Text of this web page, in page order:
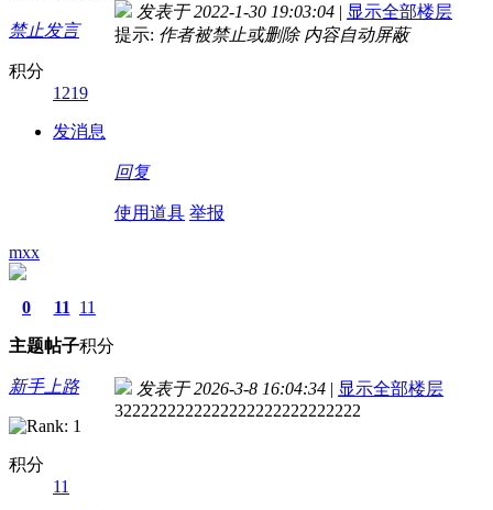
禁止发言
积分
1219
发消息
发表于 2022-1-30 19:03:04 | 显示全部楼层
提示: 作者被禁止或删除 内容自动屏蔽
回复
使用道具 举报
mxx
0
主题
11
帖子
11
积分
新手上路
积分
11
发表于 2026-3-8 16:04:34 | 显示全部楼层
3222222222222222222222222222